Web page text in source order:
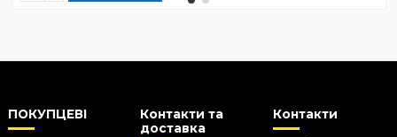
ПОКУПЦЕВІ
Контакти та
доставка
Контакти